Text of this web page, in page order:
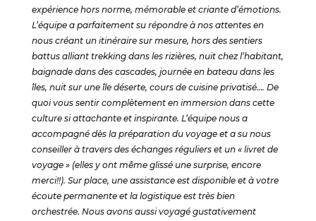
expérience hors norme, mémorable et criante d’émotions.
L’équipe a parfaitement su répondre à nos attentes en
nous créant un itinéraire sur mesure, hors des sentiers
battus alliant trekking dans les rizières, nuit chez l’habitant,
baignade dans des cascades, journée en bateau dans les
îles, nuit sur une île déserte, cours de cuisine privatisé…. De
quoi vous sentir complètement en immersion dans cette
culture si attachante et inspirante. L’équipe nous a
accompagné dès la préparation du voyage et a su nous
conseiller à travers des échanges réguliers et un « livret de
voyage » (elles y ont même glissé une surprise, encore
merci!!). Sur place, une assistance est disponible et à votre
écoute permanente et la logistique est très bien
orchestrée. Nous avons aussi voyagé gustativement